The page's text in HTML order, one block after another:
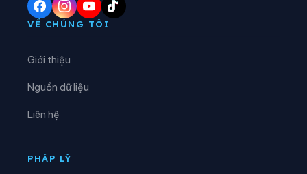
Xã Đông Thụy Anh
Xã Hưng Hà
VỀ CHÚNG TÔI
Giới thiệu
Nguồn dữ liệu
Liên hệ
PHÁP LÝ